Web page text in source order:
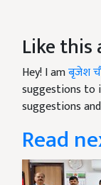
Like this
Hey! I amबृजेश
suggestions to
suggestions
Read